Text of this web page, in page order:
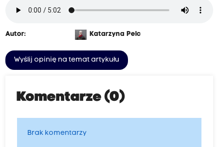
Autor: Katarzyna Pelc
Wyślij opinię na temat artykułu
Komentarze (0)
Brak komentarzy